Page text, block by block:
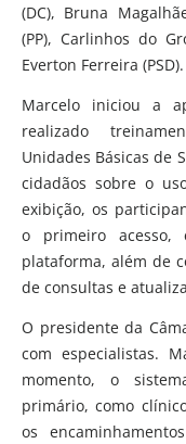
(DC), Bruna
(PP), Carlinhos do
Everton Ferreira (PSD).
Marcelo iniciou a
realizado
Unidades Básicas de
cidadãos sobre o
exibição, os
o primeiro acesso,
plataforma, além de
de consultas e
O presidente da
com especialistas.
momento, o
primário, como
os